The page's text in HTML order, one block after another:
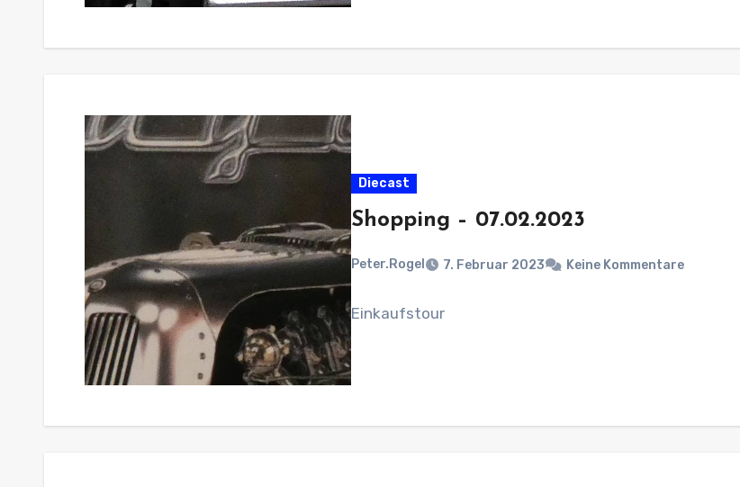
Diecast
Shopping – 07.02.2023
Peter.Rogel 7. Februar 2023 Keine Kommentare
Einkaufstour